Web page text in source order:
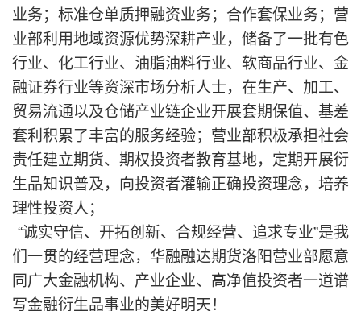
业务；标准仓单质押融资业务；合作套保业务；营
业部利用地域资源优势深耕产业，储备了一批有色
行业、化工行业、油脂油料行业、软商品行业、金
融证券行业等资深市场分析人士，在生产、加工、
贸易流通以及仓储产业链企业开展套期保值、基差
套利积累了丰富的服务经验；营业部积极承担社会
责任建立期货、期权投资者教育基地，定期开展衍
生品知识普及，向投资者灌输正确投资理念，培养
理性投资人；
“诚实守信、开拓创新、合规经营、追求专业”是我
们一贯的经营理念，华融融达期货洛阳营业部愿意
同广大金融机构、产业企业、高净值投资者一道谱
写金融衍生品事业的美好明天！